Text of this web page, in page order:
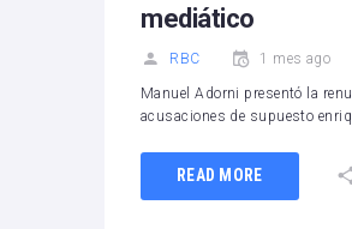
mediático
RBC 1 mes ago
Manuel Adorni presentó la
acusaciones de supuesto
READ MORE